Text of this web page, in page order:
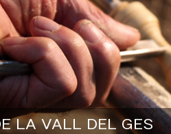
LA VALL DEL GES